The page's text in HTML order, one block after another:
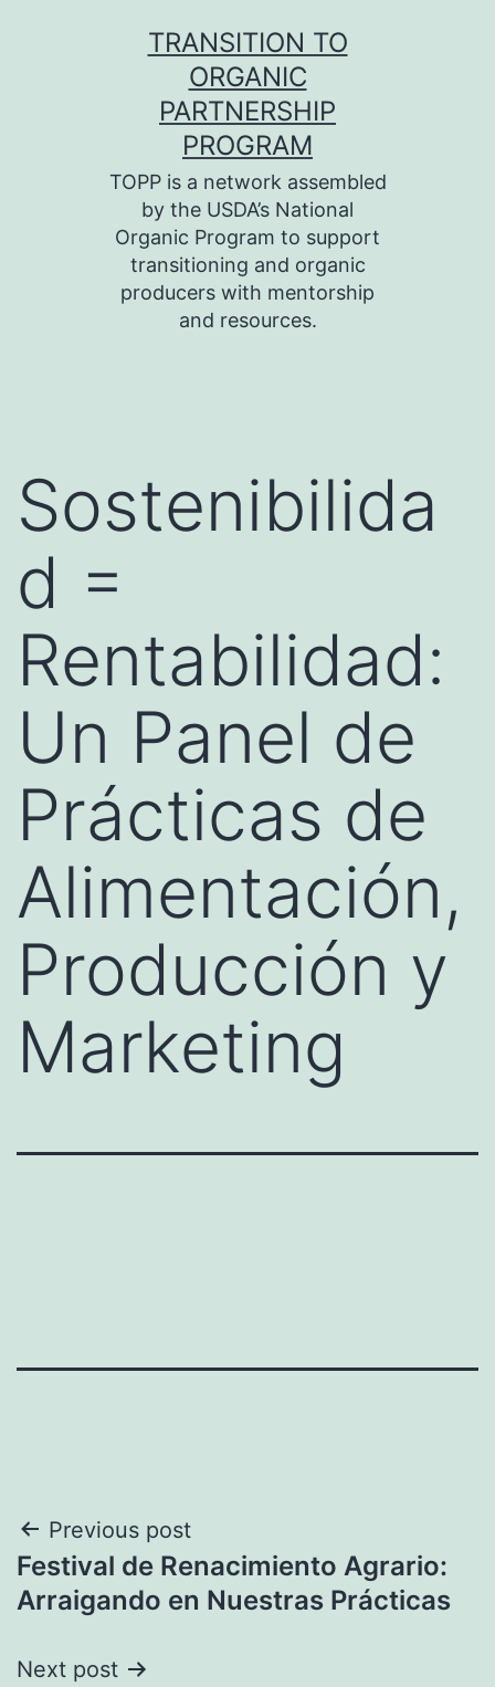
TRANSITION TO
ORGANIC
PARTNERSHIP
PROGRAM
TOPP is a network assembled
by the USDA’s National
Organic Program to support
transitioning and organic
producers with mentorship
and resources.
Sostenibilida
d =
Rentabilidad:
Un Panel de
Prácticas de
Alimentación,
Producción y
Marketing
Navegación
de
Previous post
Festival de Renacimiento Agrario:
Arraigando en Nuestras Prácticas
Next post